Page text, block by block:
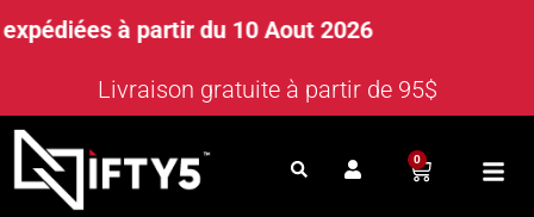
à partir du 10 Aout 2026
Livraison gratuite à partir de 95$
0